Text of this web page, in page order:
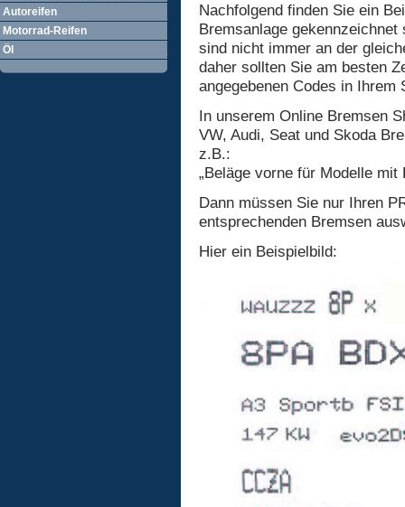
Autoreifen
Motorrad-Reifen
Öl
Nachfolgend finden Sie ein
Bremsanlage
sind nicht immer an der
daher sollten Sie am besten
angegebenen Codes in
In unserem Online Bremsen
VW, Audi, Seat und Skoda
z.B.:
„Beläge vorne für Modelle
Dann müssen Sie nur Ihren
entsprechenden Bremsen
Hier ein Beispielbild: